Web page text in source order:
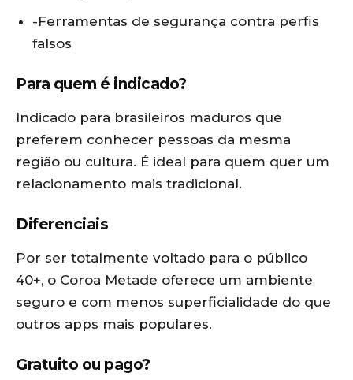
-Ferramentas de segurança contra perfis
falsos
Para quem é indicado?
Indicado para brasileiros maduros que
preferem conhecer pessoas da mesma
região ou cultura. É ideal para quem quer um
relacionamento mais tradicional.
Diferenciais
Por ser totalmente voltado para o público
40+, o Coroa Metade oferece um ambiente
seguro e com menos superficialidade do que
outros apps mais populares.
Gratuito ou pago?